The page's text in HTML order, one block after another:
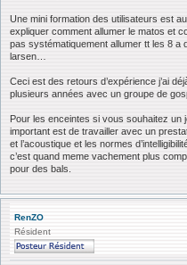
Une mini formation des utilisateurs est
expliquer comment allumer le matos et
pas systématiquement allumer tt les 8 a
larsen…
Ceci est des retours d’expérience j’ai
plusieurs années avec un groupe de
Pour les enceintes si vous souhaitez un
important est de travailler avec un
et l’acoustique et les normes
c’est quand meme vachement plus
pour des bals.
RenZO
Résident